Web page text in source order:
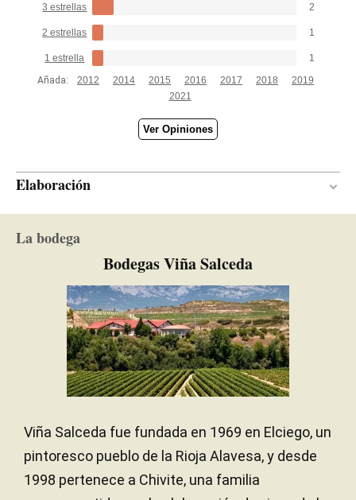
3 estrellas 2
2 estrellas 1
1 estrella
1
Añada:
2012 2014 2015 2016 2017 2018
2019
2021
Ver Opiniones
Elaboración
VINIFICACIÓN
PERÍODO DE CRIANZA Entre 12 y 15 meses
TIPO DE MADERA Roble americano
La bodega
Bodegas Viña Salceda
Viña Salceda fue fundada en 1969 en Elciego, un
pintoresco pueblo de la Rioja Alavesa, y desde
1998 pertenece a Chivite, una familia